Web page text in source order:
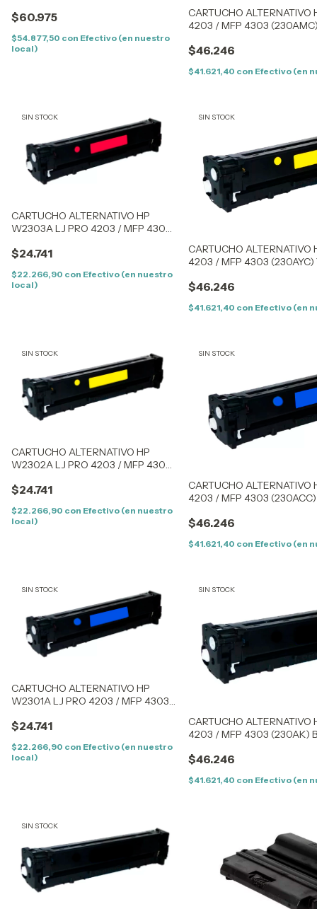
BLACK (5,5K) SIN CHIP
$60.975
$54.877,50 con Efectivo (en nuestro
local)
CARTUCHO
4203 / MFP 4303
$46.246
$41.621,40 con Efectivo (en
SIN STOCK
CARTUCHO ALTERNATIVO HP
W2303A LJ PRO 4203 / MFP 4303
CHIP
$24.741
$22.266,90 con Efectivo (en nuestro
local)
SIN STOCK
CARTUCHO
4203 / MFP 4303 (230AYC)
$46.246
$41.621,40 con Efectivo (en
SIN STOCK
CARTUCHO ALTERNATIVO HP
W2302A LJ PRO 4203 / MFP 4303
$24.741
$22.266,90 con Efectivo (en nuestro
local)
SIN STOCK
CARTUCHO ALTERNATIVO
4203 / MFP 4303 (230ACC)
$46.246
$41.621,40 con Efectivo (en
SIN STOCK
CARTUCHO ALTERNATIVO HP
W2301A LJ PRO 4203 / MFP 4303
$24.741
$22.266,90 con Efectivo (en nuestro
local)
SIN STOCK
CARTUCHO
4203 / MFP 4303 (230AK)
$46.246
$41.621,40 con Efectivo (en
SIN STOCK